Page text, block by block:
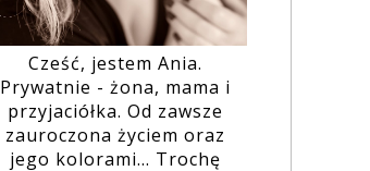
Cześć, jestem Ania.
Prywatnie - żona, mama i
przyjaciółka. Od zawsze
zauroczona życiem oraz
jego kolorami... Trochę